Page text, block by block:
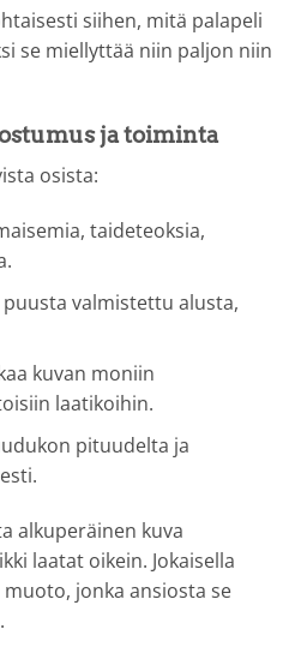
siihen, mitä palapeli
se miellyttää niin paljon niin
ja toiminta
osista:
taideteoksia,
valmistettu alusta,
kuvan moniin
laatikoihin.
pituudelta ja
alkuperäinen kuva
laatat oikein. Jokaisella
jonka ansiosta se